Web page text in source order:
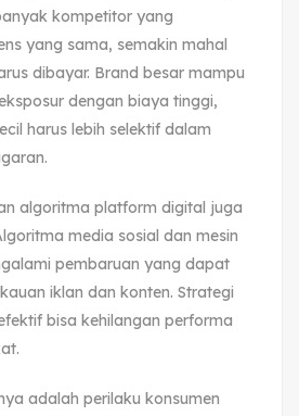
kompetitor yang
yang sama, semakin mahal
dibayar. Brand besar mampu
dengan biaya tinggi,
harus lebih selektif dalam
algoritma platform digital juga
media sosial dan mesin
pembaruan yang dapat
iklan dan konten. Strategi
bisa kehilangan performa
adalah perilaku konsumen